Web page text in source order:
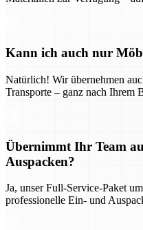
Kann ich auch nur
Natürlich! Wir übernehmen
Transporte – ganz nach Ihrem
Übernimmt Ihr Team
Auspacken?
Ja, unser Full-Service-Paket
professionelle Ein- und